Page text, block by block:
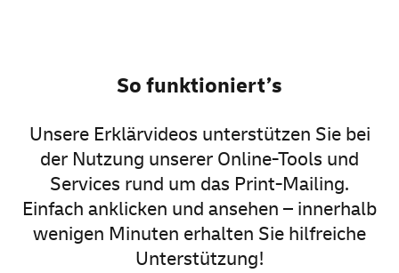
So funktioniert’s
Unsere Erklärvideos unterstützen Sie bei
der Nutzung unserer Online-Tools und
Services rund um das Print-Mailing.
Einfach anklicken und ansehen – innerhalb
wenigen Minuten erhalten Sie hilfreiche
Unterstützung!